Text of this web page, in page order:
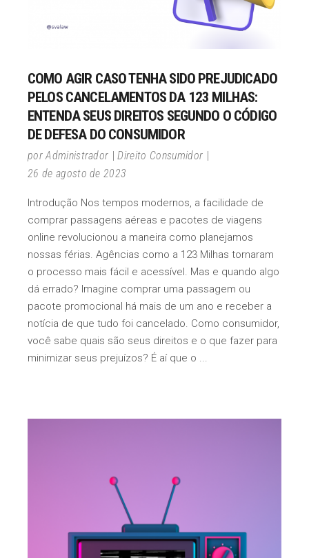
COMO AGIR CASO TENHA SIDO PREJUDICADO
PELOS CANCELAMENTOS DA 123 MILHAS:
ENTENDA SEUS DIREITOS SEGUNDO O CÓDIGO
DE DEFESA DO CONSUMIDOR
porAdministrador
Direito Consumidor
26 de agosto de 2023
Introdução Nos tempos modernos, a facilidade de
comprar passagens aéreas e pacotes de viagens
online revolucionou a maneira como planejamos
nossas férias. Agências como a 123 Milhas tornaram
o processo mais fácil e acessível. Mas e quando algo
dá errado? Imagine comprar uma passagem ou
pacote promocional há mais de um ano e receber a
notícia de que tudo foi cancelado. Como consumidor,
você sabe quais são seus direitos e o que fazer para
minimizar seus prejuízos? É aí que o